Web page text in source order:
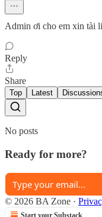
Admin ơi cho em xin tài
Reply
Share
Top Latest
No posts
Ready for more?
© 2026 BA Zone ·
Start your Substack